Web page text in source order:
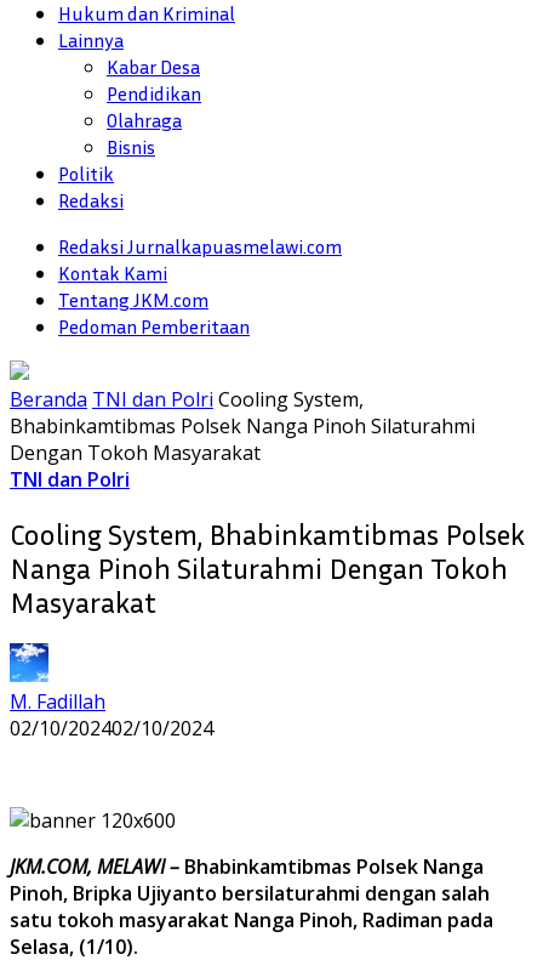
Hukum dan Kriminal
Lainnya
Kabar Desa
Pendidikan
Olahraga
Bisnis
Politik
Redaksi
Redaksi Jurnalkapuasmelawi.com
Kontak Kami
Tentang JKM.com
Pedoman Pemberitaan
Beranda TNI dan Polri Cooling System,
Bhabinkamtibmas Polsek Nanga Pinoh Silaturahmi
Dengan Tokoh Masyarakat
TNI dan Polri
Cooling System, Bhabinkamtibmas Polsek
Nanga Pinoh Silaturahmi Dengan Tokoh
Masyarakat
M. Fadillah
02/10/202402/10/2024
JKM.COM, MELAWI – Bhabinkamtibmas Polsek Nanga
Pinoh, Bripka Ujiyanto bersilaturahmi dengan salah
satu tokoh masyarakat Nanga Pinoh, Radiman pada
Selasa, (1/10).